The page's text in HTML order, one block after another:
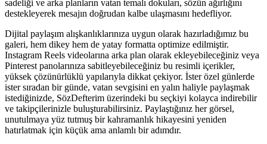
sadeliği ve arka planların vatan temalı dokuları, sözün ağırlığını
destekleyerek mesajın doğrudan kalbe ulaşmasını hedefliyor.
Dijital paylaşım alışkanlıklarınıza uygun olarak hazırladığımız bu
galeri, hem dikey hem de yatay formatta optimize edilmiştir.
Instagram Reels videolarına arka plan olarak ekleyebileceğiniz veya
Pinterest panolarınıza sabitleyebileceğiniz bu resimli içerikler,
yüksek çözünürlüklü yapılarıyla dikkat çekiyor. İster özel günlerde
ister sıradan bir günde, vatan sevgisini en yalın haliyle paylaşmak
istediğinizde, SözDefterim üzerindeki bu seçkiyi kolayca indirebilir
ve takipçilerinizle buluşturabilirsiniz. Paylaştığınız her görsel,
unutulmaya yüz tutmuş bir kahramanlık hikayesini yeniden
hatırlatmak için küçük ama anlamlı bir adımdır.